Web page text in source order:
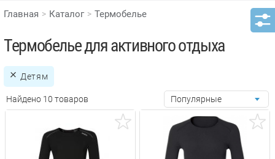
Главная Каталог Термобелье
Термобелье для активного отдыха
Детям
Найдено 10 товаров Популярные